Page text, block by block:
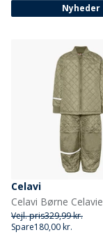
Nyheder
Celavi
Vejl. pris329,99 kr.
Spare180,00 kr.